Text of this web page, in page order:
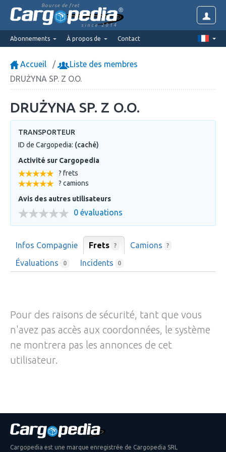
Bourse de fret
since 2014
Abonnements À propos de Contact
Accueil
Liste des membres
DRUŻYNA SP. Z O.O.
DRUŻYNA SP. Z O.O.
TRANSPORTEUR
ID de Cargopedia: (caché)
Activité sur Cargopedia
? frets
? camions
Avis des autres utilisateurs
0 évaluations
Infos Compagnie Frets ? Camions ?
Évaluations 0 Incidents 0
Pour des raisons de sécurité, tant que vous
n'avez pas accès aux coordonnées, le système
ne montrera pas les annonces de cet
utilisateur.
Cargopedia est une marque enregistrée de Cargopedia SRL